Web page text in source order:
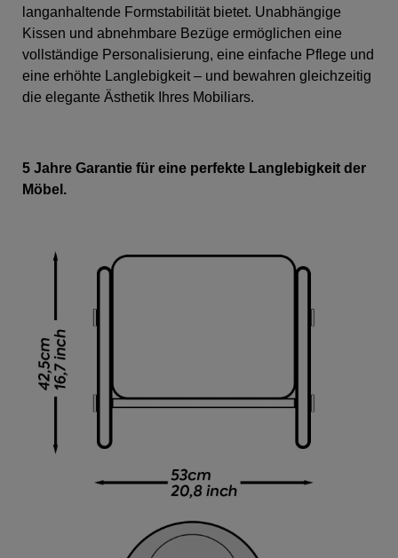
langanhaltende Formstabilität bietet. Unabhängige
Kissen und abnehmbare Bezüge ermöglichen eine
vollständige Personalisierung, eine einfache Pflege und
eine erhöhte Langlebigkeit – und bewahren gleichzeitig
die elegante Ästhetik Ihres Mobiliars.
5 Jahre Garantie für eine perfekte Langlebigkeit der
Möbel.